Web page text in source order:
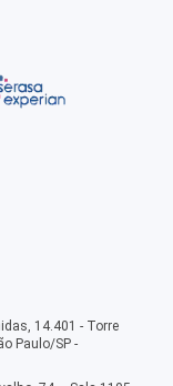
14.401 - Torre
Paulo/SP -